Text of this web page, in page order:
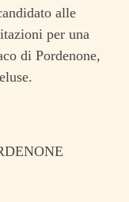
alle
per una
di Pordenone,